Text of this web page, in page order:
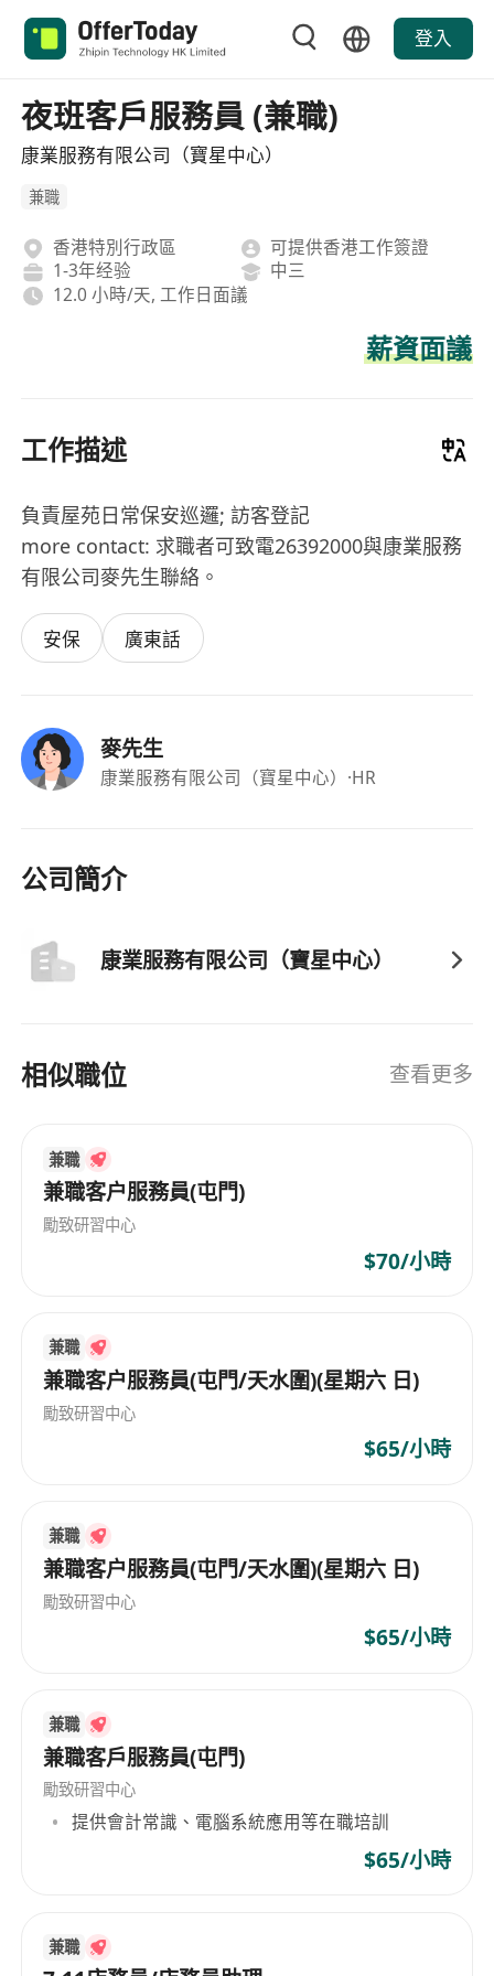
登入
夜班客戶服務員 (兼職)
康業服務有限公司（寶星中心）
兼職
香港特別行政區
可提供香港工作簽證
1-3年经验
中三
12.0 小時/天, 工作日面議
薪資面議
工作描述
負責屋苑日常保安巡邏; 訪客登記
more contact: 求職者可致電26392000與康業服務
有限公司麥先生聯絡。
安保 廣東話
麥先生
康業服務有限公司（寶星中心） ·HR
公司簡介
康業服務有限公司（寶星中心）
相似職位 查看更多
兼職
兼職客户服務員(屯門)
勵致研習中心
$70/小時
兼職
兼職客户服務員(屯門/天水圍)(星期六 日)
勵致研習中心
$65/小時
兼職
兼職客户服務員(屯門/天水圍)(星期六 日)
勵致研習中心
$65/小時
兼職
兼職客戶服務員(屯門)
勵致研習中心
提供會計常識、電腦系統應用等在職培訓
$65/小時
兼職